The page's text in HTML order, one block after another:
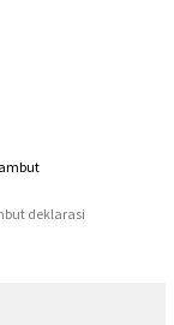
deklarasi